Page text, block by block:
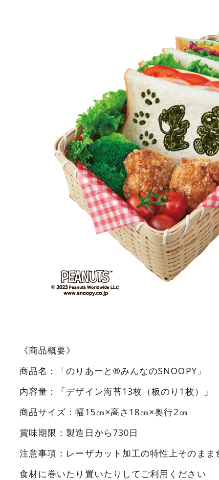
《商品概要》
商品名：「のりあーと®みんなのSNOOPY」
内容量：「デザイン海苔13枚（板のり1枚）」
商品サイズ：幅15㎝×高さ18㎝×奥行2㎝
賞味期限：製造日から730日
注意事項：レーザカット加工の特性上そのま
食材に巻いたり置いたりしてご利用ください